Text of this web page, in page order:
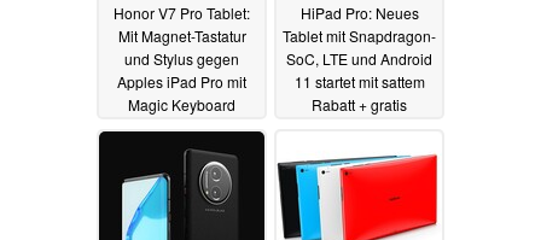
Honor V7 Pro Tablet:
Mit Magnet-Tastatur
und Stylus gegen
Apples iPad Pro mit
Magic Keyboard
04.08.2021
HiPad Pro: Neues
Tablet mit Snapdragon-
SoC, LTE und Android
11 startet mit sattem
Rabatt + gratis